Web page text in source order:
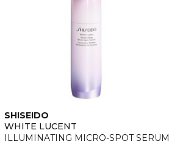
SHISEIDO
WHITE LUCENT
ILLUMINATING MICRO-SPOT SERUM